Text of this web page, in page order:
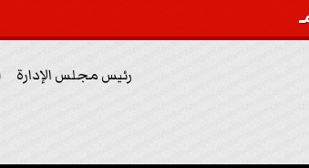
رئيس مجلس الإدارة